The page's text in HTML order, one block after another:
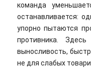
команда
останавливается:
упорно пытаются
противника.
выносливость,
не для слабых